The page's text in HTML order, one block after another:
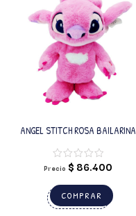
ANGEL STITCH ROSA BAILARINA
Precio $ 86.400
COMPRAR